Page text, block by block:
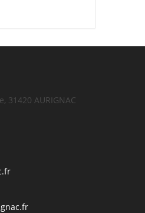
31420 AURIGNAC
S’ouvre
application